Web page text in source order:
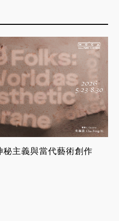
秘主義與當代藝術創作